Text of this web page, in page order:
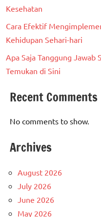
Kesehatan
Cara Efektif
Kehidupan Sehari-hari
Apa Saja Tanggung Jawab
Temukan di Sini
Recent Comments
No comments to show.
Archives
August 2026
July 2026
June 2026
May 2026